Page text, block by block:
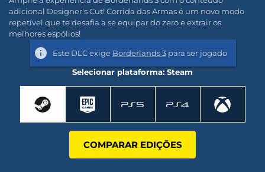
adicional Designer's Cut! Corrida das Armas é um novo modo
repetível que te desafia a se equipar do zero e extrair os
melhores espólios!
Este DLC exige Borderlands 3para ser jogado
Selecionar plataforma: Steam
COMPARAR EDIÇÕES